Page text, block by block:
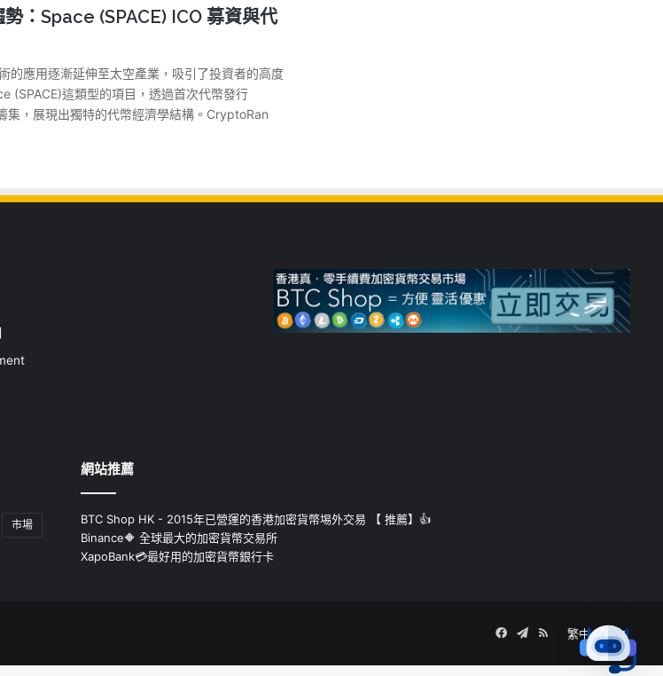
：Space (SPACE) ICO 募資與代
的應用逐漸延伸至太空產業，吸引了投資者的高度
(SPACE)這類型的項目，透過首次代幣發行
集，展現出獨特的代幣經濟學結構。CryptoRan
市場
網站推薦
BTC Shop HK - 2015年已營運的香港加密貨幣埸外交易 【 推薦】👍
Binance🔶 全球最大的加密貨幣交易所
XapoBank💳最好用的加密貨幣銀行卡
繁中 簡中
Facebook
Telegram
RSS